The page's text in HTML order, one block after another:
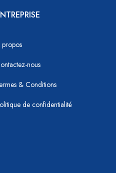
propos
nous
& Conditions
de confidentialité